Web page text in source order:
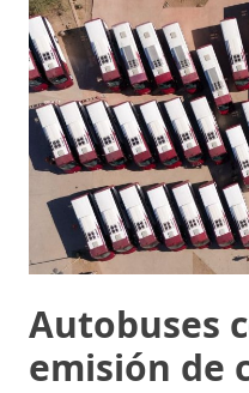
Autobuses
emisión de